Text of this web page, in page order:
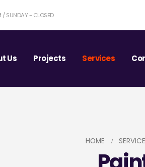
SUNDAY - CLOSED
Us Projects Services
HOME